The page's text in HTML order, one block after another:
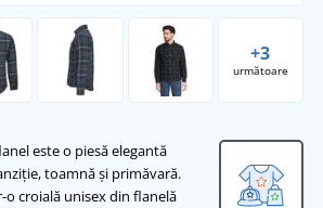
+3
următoare
este o piesă elegantă
toamnă și primăvară.
croială unisex din flanelă